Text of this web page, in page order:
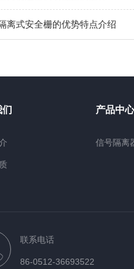
离式安全栅的优势特点介绍
产品中心
信号隔离
联系电话
86-0512-36693522